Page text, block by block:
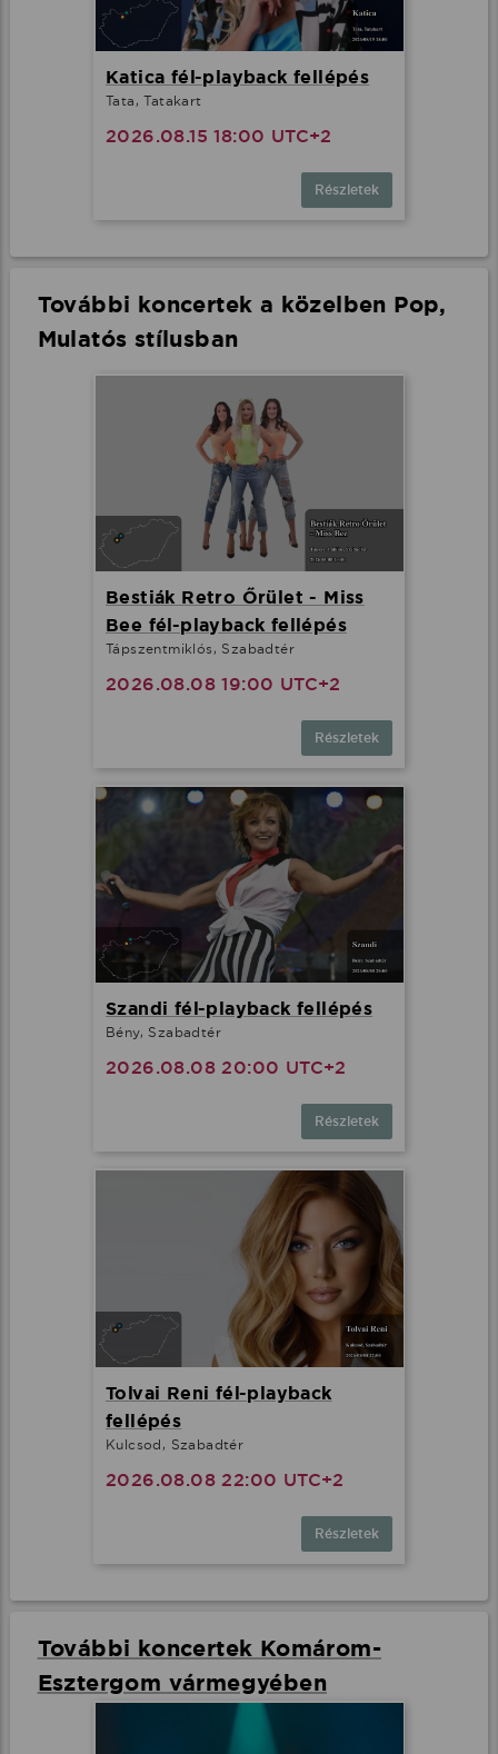
Katica fél-playback fellépés
Tata, Tatakart
2026.08.15 18:00 UTC+2
Részletek
További koncertek a közelben Pop,
Mulatós stílusban
Bestiák Retro Őrület - Miss
Bee fél-playback fellépés
Tápszentmiklós, Szabadtér
2026.08.08 19:00 UTC+2
Részletek
Szandi fél-playback fellépés
Bény, Szabadtér
2026.08.08 20:00 UTC+2
Részletek
Tolvai Reni fél-playback
fellépés
Kulcsod, Szabadtér
2026.08.08 22:00 UTC+2
Részletek
További koncertek Komárom-
Esztergom vármegyében